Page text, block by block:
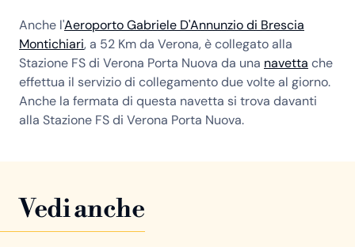
Anche l'Aeroporto Gabriele D'Annunzio di Brescia
Montichiari, a 52 Km da Verona, è collegato alla
Stazione FS di Verona Porta Nuova da una navetta che
effettua il servizio di collegamento due volte al giorno.
Anche la fermata di questa navetta si trova davanti
alla Stazione FS di Verona Porta Nuova.
Vedi anche